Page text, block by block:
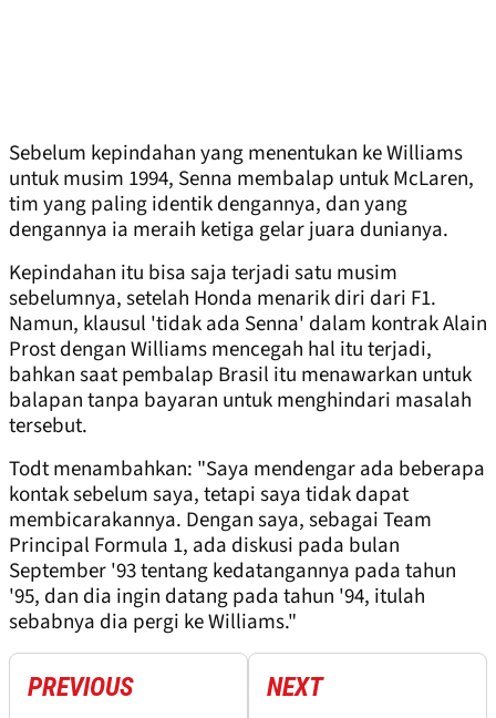
Sebelum kepindahan yang menentukan ke Williams
untuk musim 1994, Senna membalap untuk McLaren,
tim yang paling identik dengannya, dan yang
dengannya ia meraih ketiga gelar juara dunianya.
Kepindahan itu bisa saja terjadi satu musim
sebelumnya, setelah Honda menarik diri dari F1.
Namun, klausul 'tidak ada Senna' dalam kontrak Alain
Prost dengan Williams mencegah hal itu terjadi,
bahkan saat pembalap Brasil itu menawarkan untuk
balapan tanpa bayaran untuk menghindari masalah
tersebut.
Todt menambahkan: "Saya mendengar ada beberapa
kontak sebelum saya, tetapi saya tidak dapat
membicarakannya. Dengan saya, sebagai Team
Principal Formula 1, ada diskusi pada bulan
September '93 tentang kedatangannya pada tahun
'95, dan dia ingin datang pada tahun '94, itulah
sebabnya dia pergi ke Williams."
PREVIOUS NEXT